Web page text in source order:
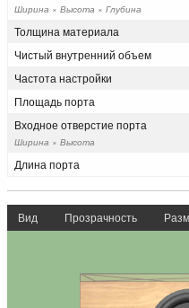
Ширина × Высота × Глубина
Толщина материала
Чистый внутренний объем
Частота настройки
Площадь порта
Входное отверстие порта
Ширина × Высота
Длина порта
Вид Прозрачность